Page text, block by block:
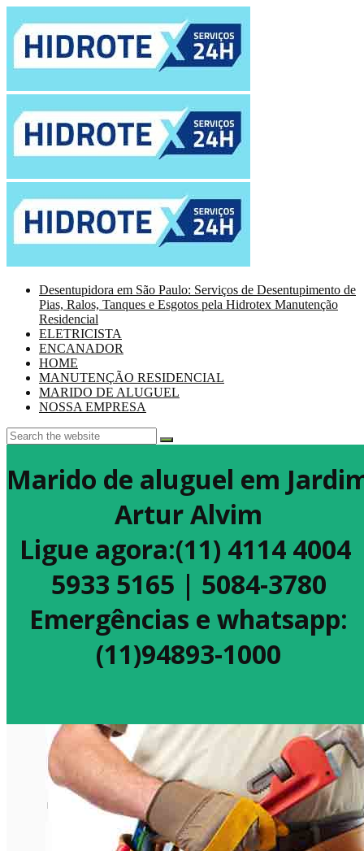
Desentupidora em São Paulo: Serviços de Desentupimento de
Pias, Ralos, Tanques e Esgotos pela Hidrotex Manutenção
Residencial
ELETRICISTA
ENCANADOR
HOME
MANUTENÇÃO RESIDENCIAL
MARIDO DE ALUGUEL
NOSSA EMPRESA
Marido de aluguel em
Artur Alvim
Ligue agora:(11) 4114 4004
5933 5165 | 5084-3780
Emergências e whatsapp:
(11)94893-1000